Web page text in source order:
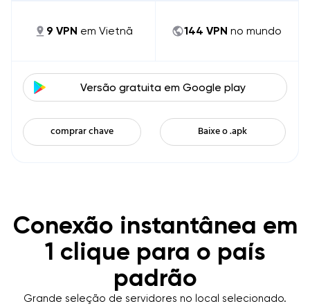
9 VPN em Vietnã 144 VPN no mundo
Versão gratuita em Google play
comprar chave Baixe o .apk
Conexão instantânea em
1 clique para o país
padrão
Grande seleção de servidores no local selecionado.